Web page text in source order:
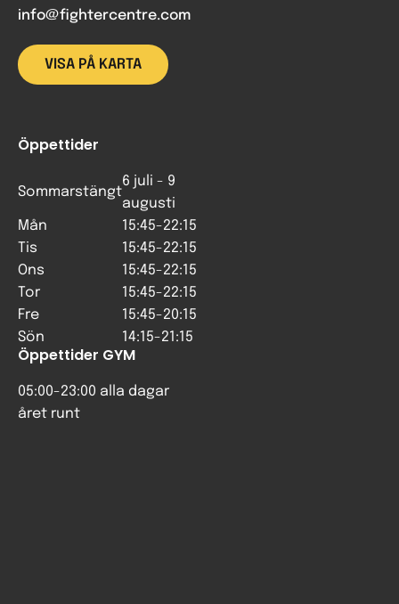
info@fightercentre.com
VISA PÅ KARTA
Öppettider
Sommarstängt
6 juli - 9
augusti
Mån
15:45-22:15
Tis
15:45-22:15
Ons
15:45-22:15
Tor
15:45-22:15
Fre
15:45-20:15
Sön
14:15-21:15
Öppettider GYM
05:00-23:00 alla dagar
året runt